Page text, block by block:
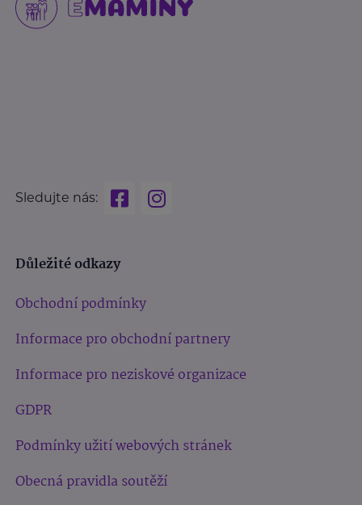
Sledujte nás:
Důležité odkazy
Obchodní podmínky
Informace pro obchodní partnery
Informace pro neziskové organizace
GDPR
Podmínky užití webových stránek
Obecná pravidla soutěží